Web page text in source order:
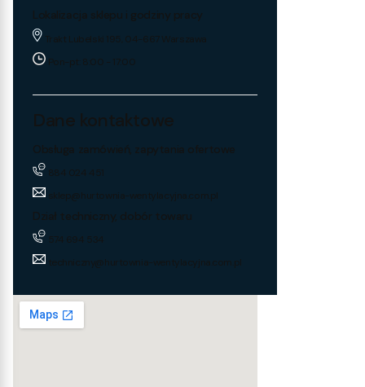
Lokalizacja sklepu i godziny pracy
Trakt Lubelski 195, 04-667 Warszawa
Pon-pt: 8:00 - 17:00
Dane kontaktowe
Obsługa zamówień, zapytania ofertowe
884 024 451
sklep@hurtownia-wentylacyjna.com.pl
Dział techniczny, dobór towaru
574 694 534
techniczny@hurtownia-wentylacyjna.com.pl